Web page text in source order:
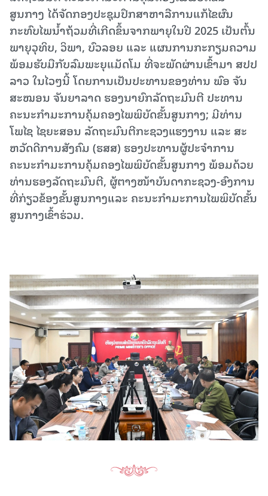
ສູນກາງ ໄດ້ຈັດກອງປະຊຸມປຶກສາຫາລືການແກ້ໄຂຜົນ
ກະທົບໄພນ້ຳຖ້ວມທີ່ເກີດຂຶ້ນຈາກພາຍຸໃນປີ 2025 ເປັນຕົ້ນ
ພາຍຸວຸທິບ, ວິພາ, ບົວລອຍ ແລະ ແຜນການກະກຽມຄວາມ
ພ້ອມຮັບມືກັບລົມພະຍຸແມັດໂມ ທີ່ຈະພັດຜ່ານເຂົ້າມາ ສປປ
ລາວ ໃນໄວໆນີ້ ໂດຍການເປັນປະທານຂອງທ່ານ ພົອ ຈັນ
ສະໝອນ ຈັນຍາລາດ ຮອງນາຍົກລັດຖະມົນຕີ ປະທານ
ຄະນະກຳມະການຄຸ້ມຄອງໄພພິບັດຂັ້ນສູນກາງ; ມີທ່ານ
ໂພໄຊ ໄຊຍະສອນ ລັດຖະມົນຕີກະຊວງແຮງງານ ແລະ ສະ
ຫວັດດີການສັງຄົມ (ຮສສ) ຮອງປະທານຜູ້ປະຈຳການ
ຄະນະກຳມະການຄຸ້ມຄອງໄພພິບັດຂັ້ນສູນກາງ ພ້ອມດ້ວຍ
ທ່ານຮອງລັດຖະມົນຕີ, ຜູ້ຕາງໜ້າບັນດາກະຊວງ-ອົງການ
ທີ່ກ່ຽວຂ້ອງຂັ້ນສູນກາງແລະ ຄະນະກໍາມະການໄພພິບັດຂັ້ນ
ສູນກາງເຂົ້າຮ່ວມ.